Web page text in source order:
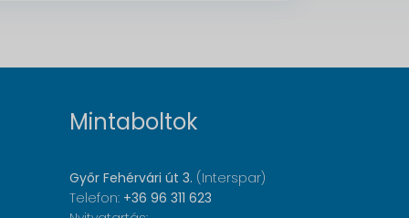
Mintaboltok
Győr Fehérvári út 3. (Interspar)
Telefon: +36 96 311 623